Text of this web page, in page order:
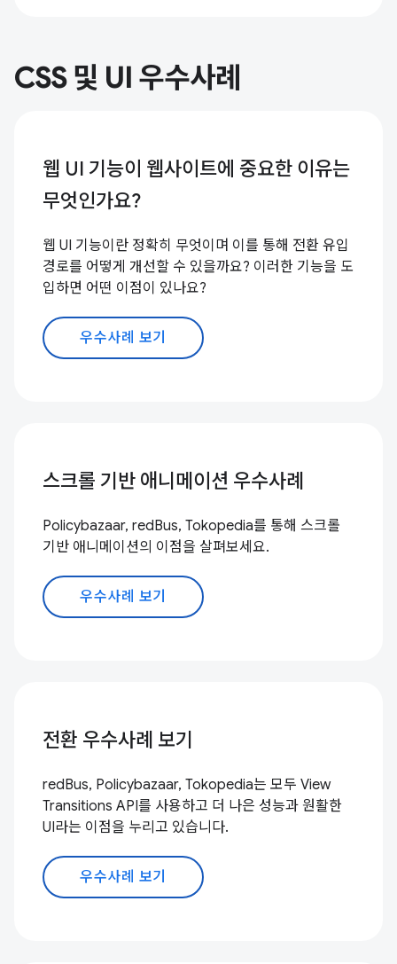
CSS 및 UI 우수사례
웹 UI 기능이 웹사이트에 중요한 이유는
무엇인가요?
웹 UI 기능이란 정확히 무엇이며 이를 통해 전환 유입
경로를 어떻게 개선할 수 있을까요? 이러한 기능을 도
입하면 어떤 이점이 있나요?
우수사례 보기
스크롤 기반 애니메이션 우수사례
Policybazaar, redBus, Tokopedia를 통해 스크롤
기반 애니메이션의 이점을 살펴보세요.
우수사례 보기
전환 우수사례 보기
redBus, Policybazaar, Tokopedia는 모두 View
Transitions API를 사용하고 더 나은 성능과 원활한
UI라는 이점을 누리고 있습니다.
우수사례 보기